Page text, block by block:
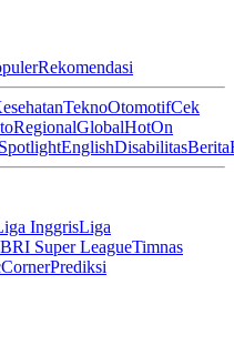
Rekomendasi
TeknoOtomotifCek
RegionalGlobalHotOn
SpotlightEnglishDisabilitasBerita
InggrisLiga
BRI Super LeagueTimnas
CornerPrediksi